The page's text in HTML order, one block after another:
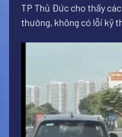
TP Thủ Đức cho thấy
thường, không có lỗi kỹ